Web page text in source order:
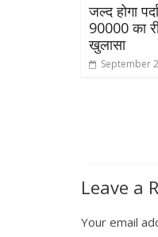
जल्द होगा
90000 का
खुलासा
September
Leave a
Your email